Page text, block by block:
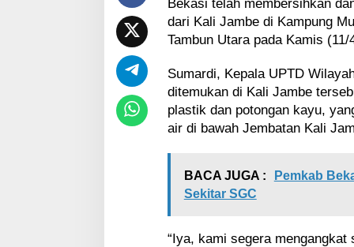
J
m
e
Bekasi telah membersihkan
dari Kali Jambe di Kampung
Tambun Utara pada Kamis (11/
Sumardi, Kepala UPTD
ditemukan di Kali Jambe
plastik dan potongan kayu,
air di bawah Jembatan Kali
BACA JUGA :
Pemkab
Sekitar SGC
“Iya, kami segera